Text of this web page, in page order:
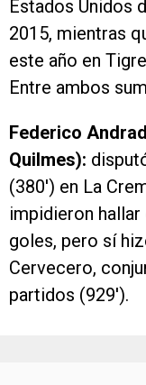
Estados Unidos
2015, mientras
este año en
Entre ambos
Federico
Quilmes):
(380′) en La
impidieron
goles, pero sí
Cervecero,
partidos (929′).